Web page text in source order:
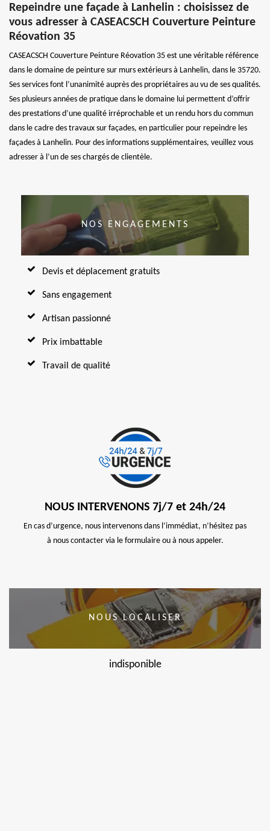
Repeindre une façade à Lanhelin : choisissez de
vous adresser à CASEACSCH Couverture Peinture
Réovation 35
CASEACSCH Couverture Peinture Réovation 35 est une véritable référence
dans le domaine de peinture sur murs extérieurs à Lanhelin, dans le 35720.
Ses services font l’unanimité auprès des propriétaires au vu de ses qualités.
Ses plusieurs années de pratique dans le domaine lui permettent d’offrir
des prestations d’une qualité irréprochable et un rendu hors du commun
dans le cadre des travaux sur façades, en particulier pour repeindre les
façades à Lanhelin. Pour des informations supplémentaires, veuillez vous
adresser à l’un de ses chargés de clientèle.
NOS ENGAGEMENTS
Devis et déplacement gratuits
Sans engagement
Artisan passionné
Prix imbattable
Travail de qualité
NOUS INTERVENONS 7j/7 et 24h/24
En cas d’urgence, nous intervenons dans l’immédiat, n’hésitez pas
à nous contacter via le formulaire ou à nous appeler.
NOUS LOCALISER
indisponible